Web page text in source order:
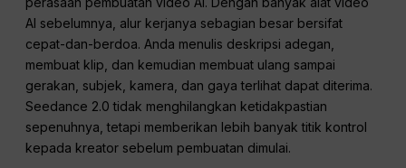
AI sebelumnya, alur kerjanya sebagian besar bersifat
cepat-dan-berdoa. Anda menulis deskripsi adegan,
membuat klip, dan kemudian membuat ulang sampai
gerakan, subjek, kamera, dan gaya terlihat dapat diterima.
Seedance 2.0 tidak menghilangkan ketidakpastian
sepenuhnya, tetapi memberikan lebih banyak titik kontrol
kepada kreator sebelum pembuatan dimulai.